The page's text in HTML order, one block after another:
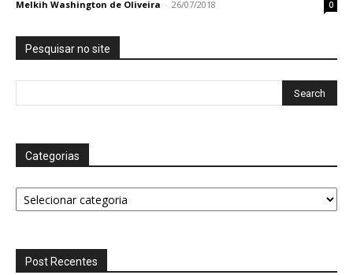
Melkih Washington de Oliveira - 26/07/2018 0
Pesquisar no site
Categorias
Categorias
Post Recentes